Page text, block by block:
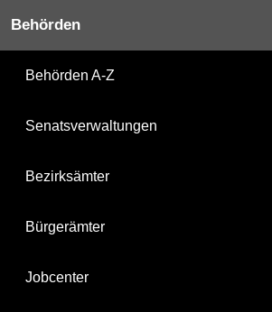
Behörden
Behörden A-Z
Senatsverwaltungen
Bezirksämter
Bürgerämter
Jobcenter